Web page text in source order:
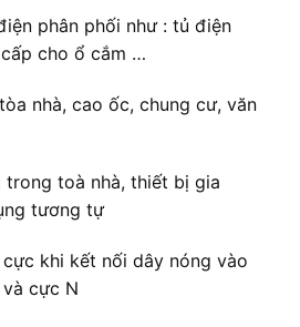
phân phối như : tủ điện
cho ổ cắm …
nhà, cao ốc, chung cư, văn
trong toà nhà, thiết bị gia
tương tự
khi kết nối dây nóng vào
cực N